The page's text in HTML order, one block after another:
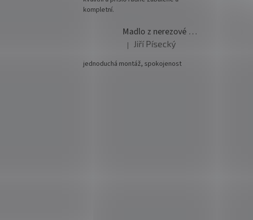
kompletní.
Madlo z nerezové oceli pr. 42,4mm komplet - model 0116 - 3000mm
Hodnocení produktu je 5 z 5 hvězdiček.
| Jiří Písecký
jednoduchá montáž, spokojenost